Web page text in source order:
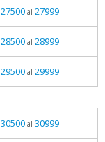
27500al 27999
28500al 28999
29500al 29999
30500al 30999